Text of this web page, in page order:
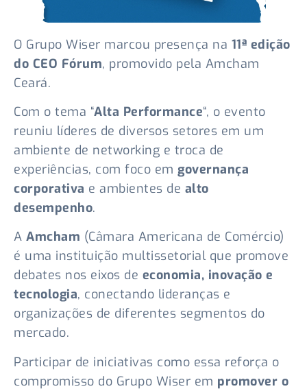
O Grupo Wiser marcou presença na 11ª edição
do CEO Fórum, promovido pela Amcham
Ceará.
Com o tema “Alta Performance“, o evento
reuniu líderes de diversos setores em um
ambiente de networking e troca de
experiências, com foco em governança
corporativa e ambientes de alto
desempenho.
A Amcham (Câmara Americana de Comércio)
é uma instituição multissetorial que promove
debates nos eixos de economia, inovação e
tecnologia, conectando lideranças e
organizações de diferentes segmentos do
mercado.
Participar de iniciativas como essa reforça o
compromisso do Grupo Wiser em promover o